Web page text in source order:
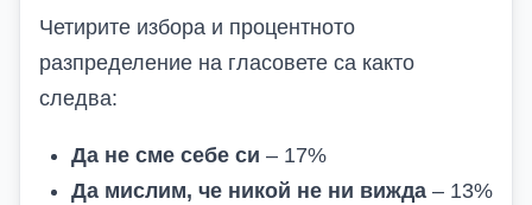
Четирите избора и процентното
разпределение на гласовете са както
следва:
Да не сме себе си – 17%
Да мислим, че никой не ни вижда – 13%